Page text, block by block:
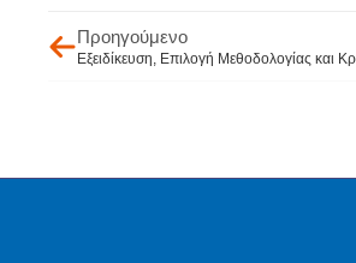
Προηγούμενο
Εξειδίκευση, Επιλογή Μεθοδολογίας και